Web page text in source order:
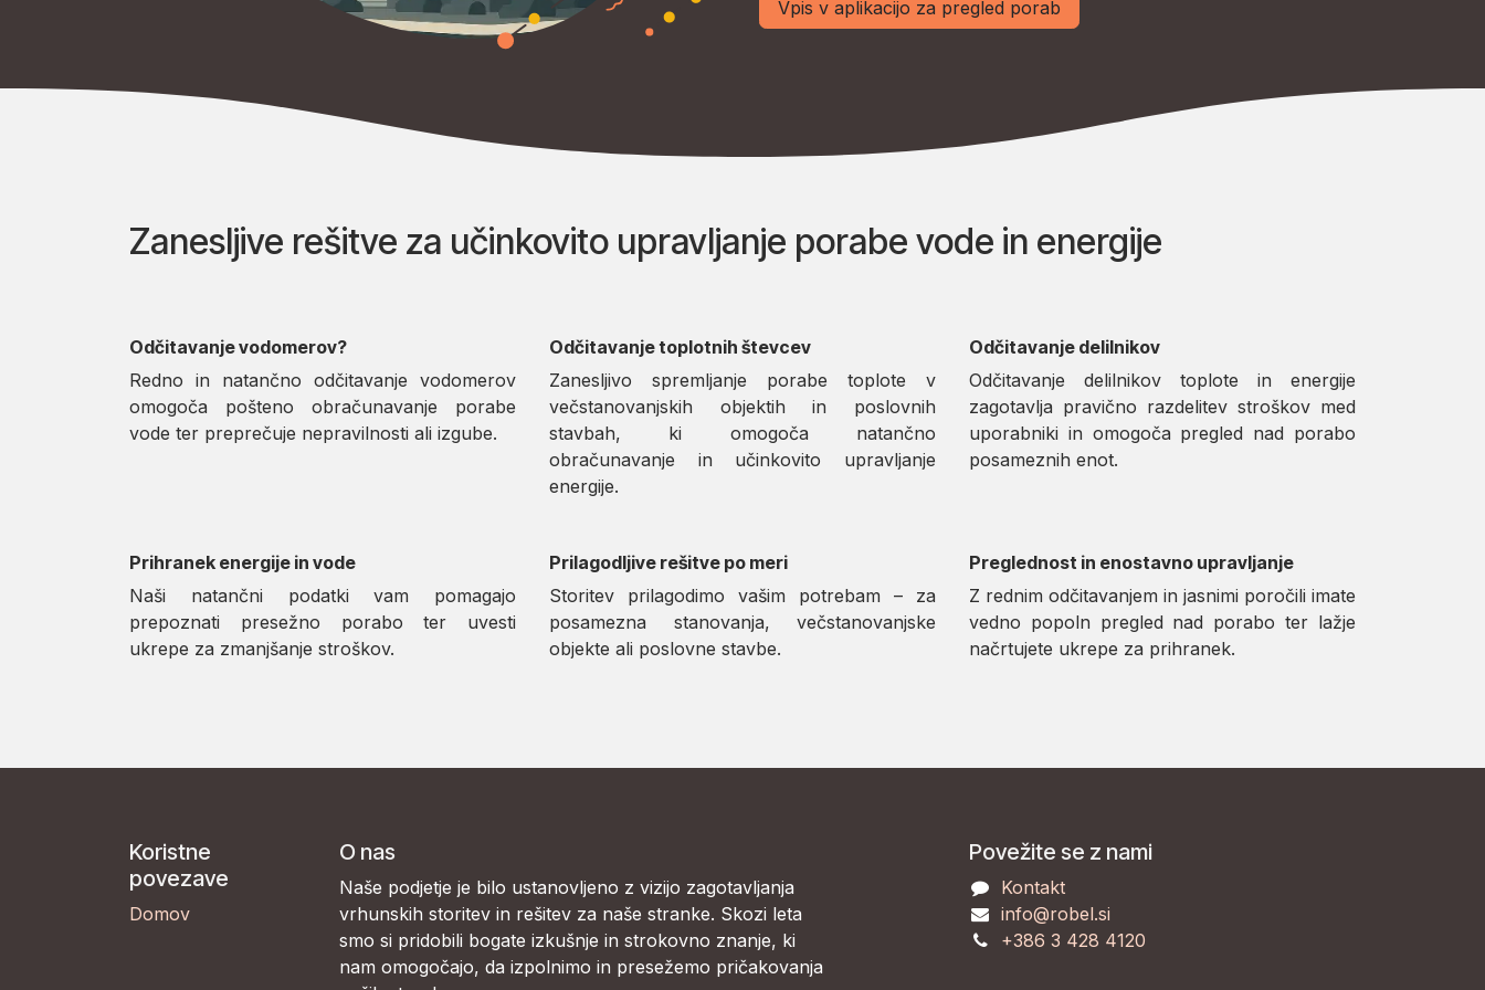
Vpis v aplikacijo za pregled porab
Zanesljive rešitve za učinkovito upravljanje porabe vode in energije
Odčitavanje vodomerov?
Redno in natančno odčitavanje vodomerov
omogoča pošteno obračunavanje porabe
vode ter preprečuje nepravilnosti ali izgube.
Odčitavanje toplotnih števcev
Zanesljivo spremljanje porabe toplote v
večstanovanjskih objektih in poslovnih
stavbah, ki omogoča natančno
obračunavanje in učinkovito upravljanje
energije.
Odčitavanje delilnikov
Odčitavanje delilnikov toplote in energije
zagotavlja pravično razdelitev stroškov med
uporabniki in omogoča pregled nad porabo
posameznih enot.
Prihranek energije in vode
Naši natančni podatki vam pomagajo
prepoznati presežno porabo ter uvesti
ukrepe za zmanjšanje stroškov.
Prilagodljive rešitve po meri
Storitev prilagodimo vašim potrebam – za
posamezna stanovanja, večstanovanjske
objekte ali poslovne stavbe.
Preglednost in enostavno upravljanje
Z rednim odčitavanjem in jasnimi poročili imate
vedno popoln pregled nad porabo ter lažje
načrtujete ukrepe za prihranek.
Koristne
povezave
Domov
O nas
Naše podjetje je bilo ustanovljeno z vizijo zagotavljanja
vrhunskih storitev in rešitev za naše stranke. Skozi leta
smo si pridobili bogate izkušnje in strokovno znanje, ki
nam omogočajo, da izpolnimo in presežemo pričakovanja
Povežite se z nami
Kontakt
info@robel.si
+386 3 428 4120